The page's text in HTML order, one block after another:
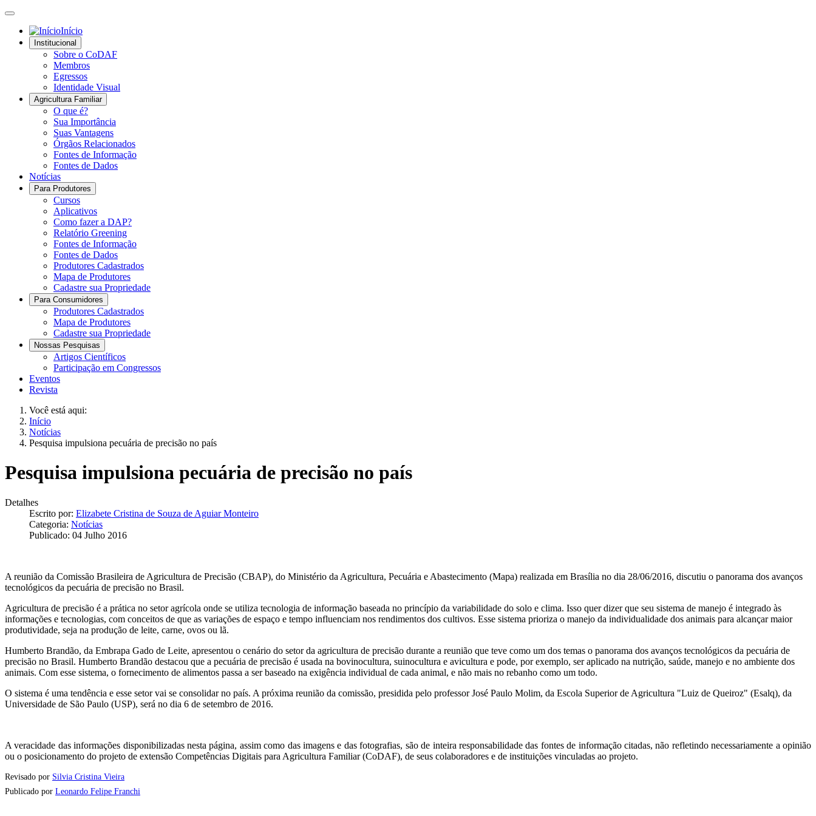
Início
Institucional
Sobre o CoDAF
Membros
Egressos
Identidade Visual
Agricultura Familiar
O que é?
Sua Importância
Suas Vantagens
Órgãos Relacionados
Fontes de Informação
Fontes de Dados
Notícias
Para Produtores
Cursos
Aplicativos
Como fazer a DAP?
Relatório Greening
Fontes de Informação
Fontes de Dados
Produtores Cadastrados
Mapa de Produtores
Cadastre sua Propriedade
Para Consumidores
Produtores Cadastrados
Mapa de Produtores
Cadastre sua Propriedade
Nossas Pesquisas
Artigos Científicos
Participação em Congressos
Eventos
Revista
Você está aqui:
Início
Notícias
Pesquisa impulsiona pecuária de precisão no país
Pesquisa impulsiona pecuária de precisão no país
Detalhes
Escrito por: Elizabete Cristina de Souza de Aguiar Monteiro
Categoria: Notícias
Publicado: 04 Julho 2016
A reunião da Comissão Brasileira de Agricultura de Precisão (CBAP), do Ministério da Agricultura, Pecuária e Abastecimento (Mapa) realizada em Brasília no dia 28/06/2016, discutiu o panorama dos avanços
tecnológicos da pecuária de precisão no Brasil.
Agricultura de precisão é a prática no setor agrícola onde se utiliza tecnologia de informação baseada no princípio da variabilidade do solo e clima. Isso quer dizer que seu sistema de manejo é integrado às
informações e tecnologias, com conceitos de que as variações de espaço e tempo influenciam nos rendimentos dos cultivos. Esse sistema prioriza o manejo da individualidade dos animais para alcançar maior
produtividade, seja na produção de leite, carne, ovos ou lã.
Humberto Brandão, da Embrapa Gado de Leite, apresentou o cenário do setor da agricultura de precisão durante a reunião que teve como um dos temas o panorama dos avanços tecnológicos da pecuária de
precisão no Brasil. Humberto Brandão destacou que a pecuária de precisão é usada na bovinocultura, suinocultura e avicultura e pode, por exemplo, ser aplicado na nutrição, saúde, manejo e no ambiente dos
animais. Com esse sistema, o fornecimento de alimentos passa a ser baseado na exigência individual de cada animal, e não mais no rebanho como um todo.
O sistema é uma tendência e esse setor vai se consolidar no país. A próxima reunião da comissão, presidida pelo professor José Paulo Molim, da Escola Superior de Agricultura "Luiz de Queiroz" (Esalq), da
Universidade de São Paulo (USP), será no dia 6 de setembro de 2016.
A veracidade das informações disponibilizadas nesta página, assim como das imagens e das fotografias, são de inteira responsabilidade das fontes de informação citadas, não refletindo necessariamente a opinião
ou o posicionamento do projeto de extensão Competências Digitais para Agricultura Familiar (CoDAF), de seus colaboradores e de instituições vinculadas ao projeto.
Revisado por Silvia Cristina Vieira
Publicado por Leonardo Felipe Franchi